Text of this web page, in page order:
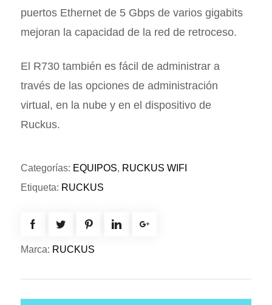
puertos Ethernet de 5 Gbps de varios gigabits
mejoran la capacidad de la red de retroceso.
El R730 también es fácil de administrar a
través de las opciones de administración
virtual, en la nube y en el dispositivo de
Ruckus.
Categorías: EQUIPOS, RUCKUS WIFI
Etiqueta: RUCKUS
Marca: RUCKUS